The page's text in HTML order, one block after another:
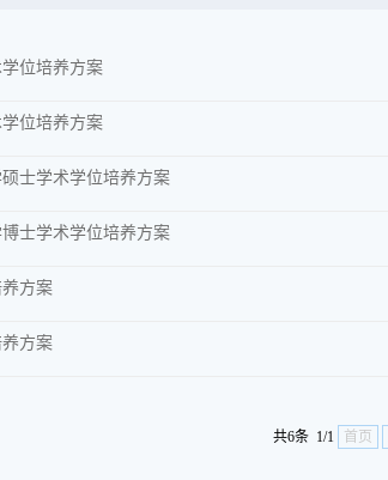
位培养方案
位培养方案
士学术学位培养方案
士学术学位培养方案
方案
方案
共6条 1/1 首页